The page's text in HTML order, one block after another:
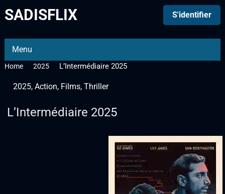
SADISFLIX S'identifier
Menu
Home 2025 L’Intermédiaire 2025
2025, Action, Films, Thriller
L’Intermédiaire 2025